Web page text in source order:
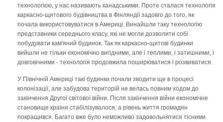
технологією, у нас називають канадськими. Проте сталася технологія
каркасно-щитового будівництва в Фінляндії задовго до того, як
почала використовуватися в Америці. Винайшли таку технологію
представники середнього класу, які не могли дозволити собі
побудувати кам'яний будинок. Так як каркасно-щитові будинки
вийшли не тільки економічно вигідними, але і теплими, і затишними, і
довговічними - технологія продовжила поширюватися і розвиватися.
У Північній Америці такі будинки почали зводити ще в процесі
колонізації, але забудова територій не велась повним ходом до
закінчення Другої світової війни. Після закінчення війни економічне
становище країни стабілізувалося, а рівень життя громадян
покращився. Багато вже було неможливо задовольнятися тісними